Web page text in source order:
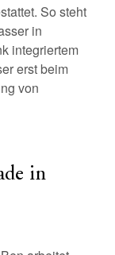
So steht
in
integriertem
erst beim
von
in